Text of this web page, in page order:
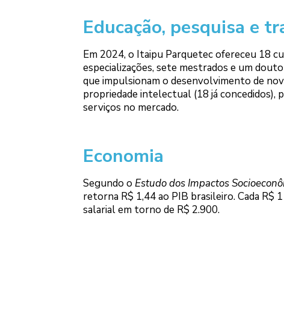
Educação, pesquisa e
Em 2024, o Itaipu Parquetec ofereceu 18
especializações, sete mestrados e um
que impulsionam o desenvolvimento de
propriedade intelectual (18 já
serviços no mercado.
Economia
Segundo o Estudo dos Impactos
retorna R$ 1,44 ao PIB brasileiro. Cada R$
salarial em torno de R$ 2.900.